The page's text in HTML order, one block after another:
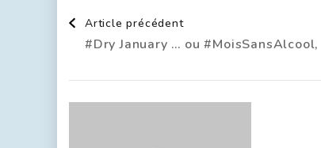
Article précédent
#Dry January … ou